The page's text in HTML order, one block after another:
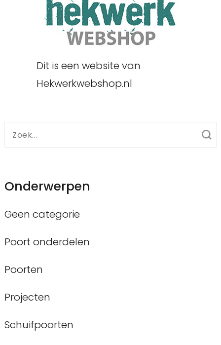
Dit is een website van
Hekwerkwebshop.nl
Zoek
Onderwerpen
Geen categorie
Poort onderdelen
Poorten
Projecten
Schuifpoorten